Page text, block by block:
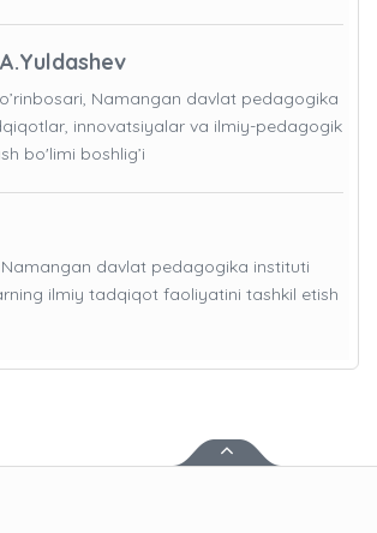
Namangan davlat pedagogika
innovatsiyalar va ilmiy-pedagogik
bo'limi boshlig’i
Namangan davlat pedagogika instituti
ilmiy tadqiqot faoliyatini tashkil etish